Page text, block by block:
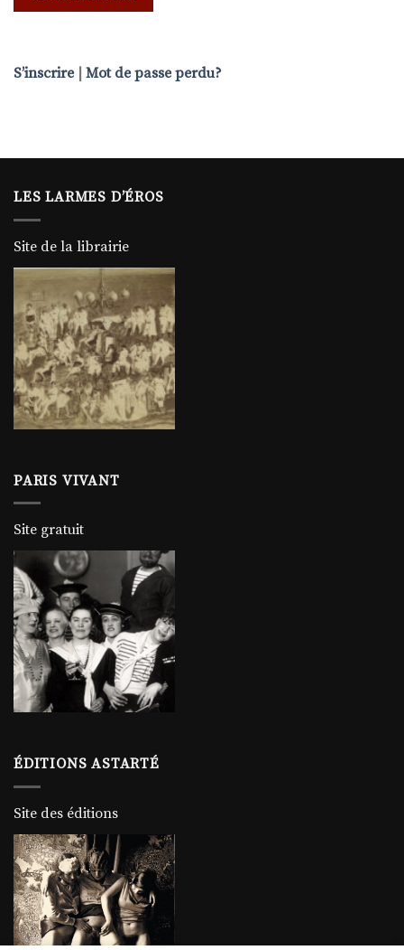
S’inscrire Mot de passe perdu?
LES LARMES D’ÉROS
Site de la librairie
PARIS VIVANT
Site gratuit
ÉDITIONS ASTARTÉ
Site des éditions